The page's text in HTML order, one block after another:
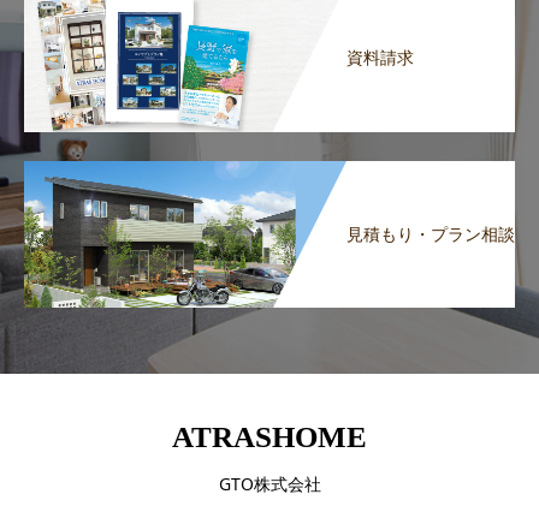
資料請求
見積もり・プラン相談
ATRASHOME
GTO株式会社